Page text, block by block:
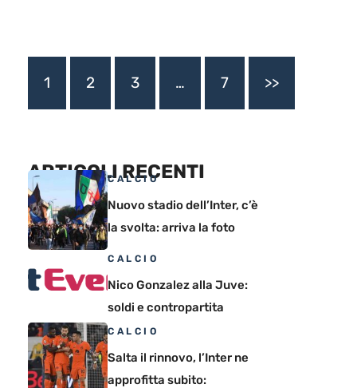
1 2 3 … 7 >>
ARTICOLI RECENTI
CALCIO
Nuovo stadio dell’Inter, c’è
la svolta: arriva la foto
CALCIO
Nico Gonzalez alla Juve:
soldi e contropartita
CALCIO
Salta il rinnovo, l’Inter ne
approfitta subito: